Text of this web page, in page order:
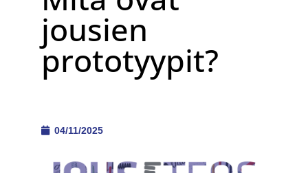
jousien
prototyypit?
04/11/2025